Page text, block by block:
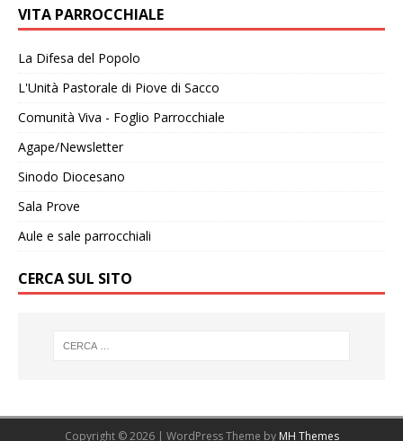
VITA PARROCCHIALE
La Difesa del Popolo
L'Unità Pastorale di Piove di Sacco
Comunità Viva - Foglio Parrocchiale
Agape/Newsletter
Sinodo Diocesano
Sala Prove
Aule e sale parrocchiali
CERCA SUL SITO
Copyright © 2026 | WordPress Theme by MH Themes